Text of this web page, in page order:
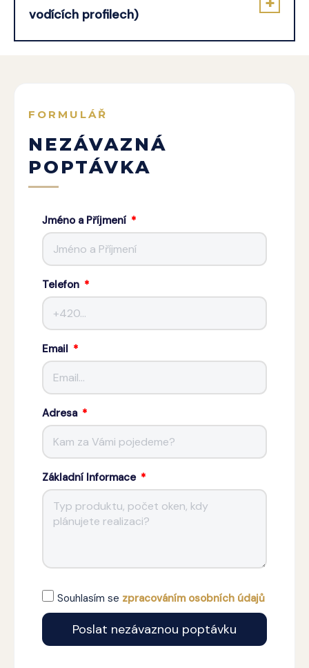
vodících profilech)
FORMULÁŘ
NEZÁVAZNÁ
POPTÁVKA
Jméno a Příjmení
Telefon
Email
Adresa
Základní Informace
Souhlasím se zpracováním osobních údajů
Poslat nezávaznou poptávku